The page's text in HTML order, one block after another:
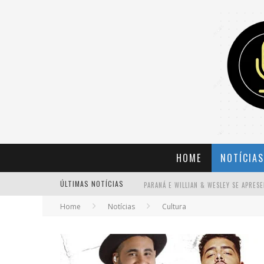
HOME NOTÍCIAS
ÚLTIMAS NOTÍCIAS
BANDA MOLE DE BH ANUNCIA KAYETE
Home Notícias Cultura